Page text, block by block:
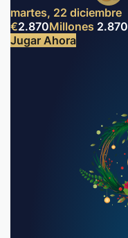
martes, 22 diciembre
€2.870Millones 2.870
Jugar Ahora